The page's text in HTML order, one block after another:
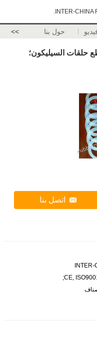
INTER-CHINA
حول بنا >>
حلقات السيليكون؛
اتصل بنا
INTER-
CE,